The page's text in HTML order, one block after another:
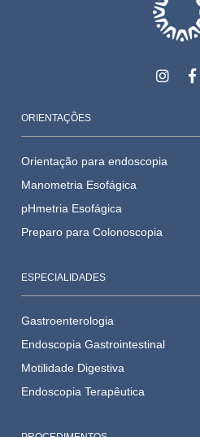
ORIENTAÇÕES
Orientação para endoscopia
Manometria Esofágica
pHmetria Esofágica
Preparo para Colonoscopia
ESPECIALIDADES
Gastroenterologia
Endoscopia Gastrointestinal
Motilidade Digestiva
Endoscopia Terapêutica